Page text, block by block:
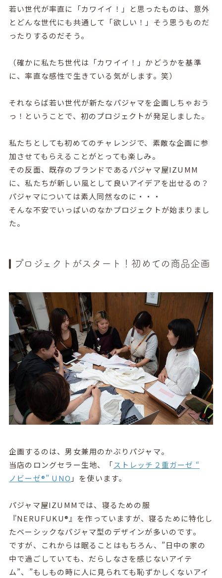
若い世代が率直に「カワイイ！」と思ったものは、意外
とどんな世代にも共通して「欲しい！」そう思うものだ
ったりするのだそう。
（確かに私たち世代は「カワイイ！」かどうかを基準
に、率直な感性で生きている気がします。笑）
それならば若い世代が新たなパジャマを企画しちゃおう
っ！ということで、初のプロジェクトが発足しました。
私たちとしても初めてのチャレンジで、素敵な企画に参
加させてもらえることがとっても楽しみ。
その反面、既存のブランドであるパジャマ屋IZUMM
に、私たちが新しい風として良いアイデアを出せるの？
パジャマについては素人同然なのに・・・
そんな不安でいっぱいのなかプロジェクトが始まりまし
た。
プロジェクトがスタート！初めての商品企画
企画するのは、男女兼用のかぶりパジャマ。
当店のロングセラー生地、「ストレッチ２重ガーゼ “
ノビーゼ®︎” UNO 」を使います。
パジャマ屋IZUMMでは、寝るための服
『NERUFUKU®︎』を作っていますが、寝るために特化し
たベーシックなパジャマ型のデザインが多いのです。
ですが、これからは眠ることはもちろん、”日中の家の
中で過ごしていても、だらしなさを感じないアイテ
ム”、”もしもの時に人に見られても恥ずかしくないアイ